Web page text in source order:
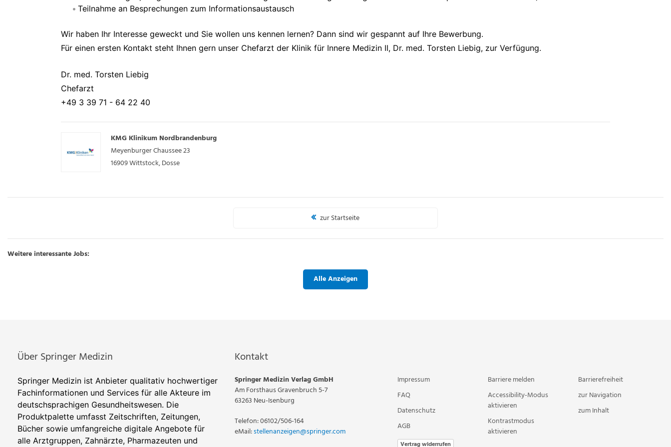
Teilnahme an Besprechungen zum Informationsaustausch
Wir haben Ihr Interesse geweckt und Sie wollen uns kennen lernen? Dann sind wir gespannt auf Ihre Bewerbung.
Für einen ersten Kontakt steht Ihnen gern unser Chefarzt der Klinik für Innere Medizin II, Dr. med. Torsten Liebig, zur Verfügung.
Dr. med. Torsten Liebig
Chefarzt
+49 3 39 71 - 64 22 40
KMG Klinikum Nordbrandenburg
Meyenburger Chaussee 23
16909Wittstock, Dosse
zur Startseite
Weitere interessante Jobs:
Alle Anzeigen
Über Springer Medizin
Springer Medizin ist Anbieter qualitativ hochwertiger
Fachinformationen und Services für alle Akteure im
deutschsprachigen Gesundheitswesen. Die
Produktpalette umfasst Zeitschriften, Zeitungen,
Bücher sowie umfangreiche digitale Angebote für
alle Arztgruppen, Zahnärzte, Pharmazeuten und
Kontakt
Springer Medizin Verlag GmbH
Am Forsthaus Gravenbruch 5-7
63263 Neu-Isenburg
Telefon: 06102/506-164
eMail:stellenanzeigen@springer.com
Impressum
FAQ
Datenschutz
AGB
Vertrag widerrufen
Barriere melden
Accessibility-Modus
aktivieren
Kontrastmodus
aktivieren
Barrierefreiheit
zur Navigation
zum Inhalt